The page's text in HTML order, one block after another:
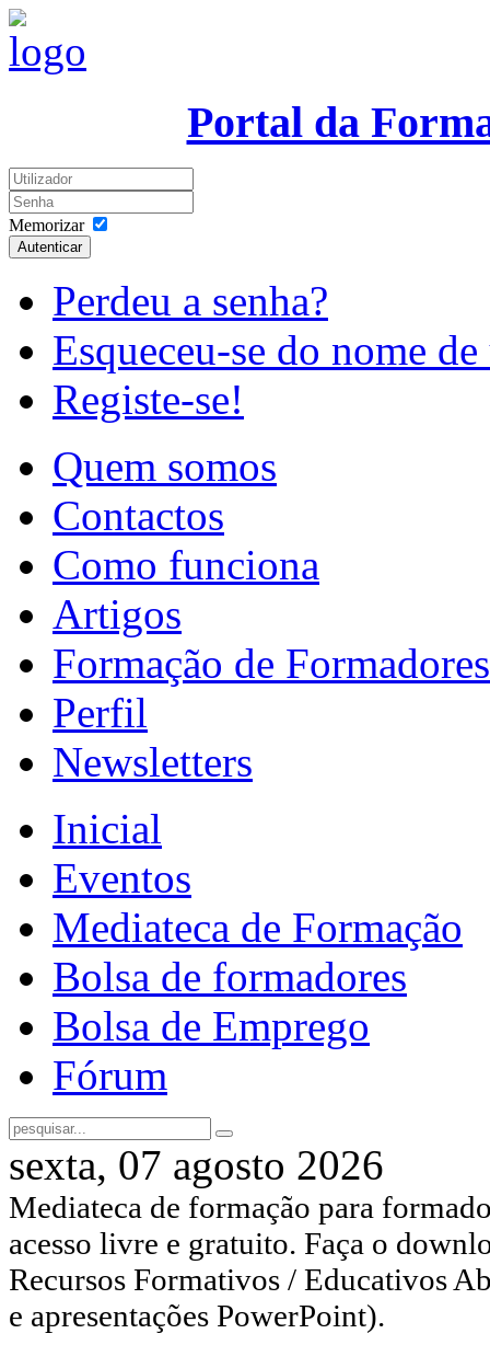
Portal da
Memorizar
Autenticar
Perdeu a senha?
Esqueceu-se do nome
Registe-se!
Quem somos
Contactos
Como funciona
Artigos
Formação de Formadores
Perfil
Newsletters
Inicial
Eventos
Mediateca de Formação
Bolsa de formadores
Bolsa de Emprego
Fórum
sexta, 07 agosto 2026
Mediateca de formação para
acesso livre e gratuito. Faça o
Recursos Formativos / Educativos
e apresentações PowerPoint).